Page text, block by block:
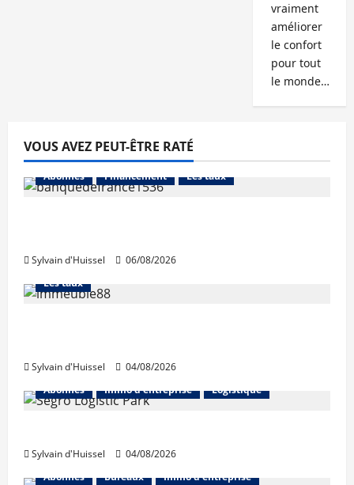
vraiment
améliorer
le confort
pour tout
le monde…
VOUS AVEZ PEUT-ÊTRE RATÉ
Abonnés Financement Les taux
Sylvain d'Huissel 06/08/2026
Abonnés Financement
Les taux
Sylvain d'Huissel
04/08/2026
Abonnés
Immo d'entreprise Logistique
Sylvain d'Huissel
04/08/2026
Abonnés
Bureaux Immo d'entreprise